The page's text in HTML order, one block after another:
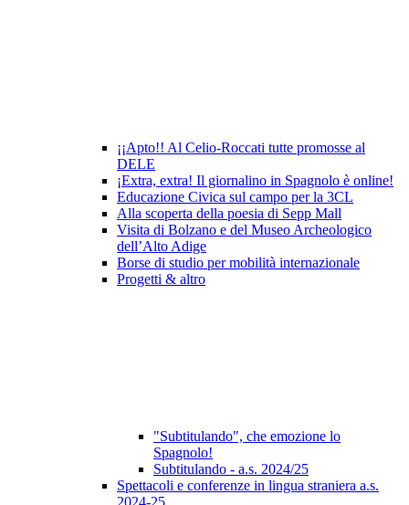
¡¡Apto!! Al Celio-Roccati tutte promosse al
DELE
¡Extra, extra! Il giornalino in Spagnolo è online!
Educazione Civica sul campo per la 3CL
Alla scoperta della poesia di Sepp Mall
Visita di Bolzano e del Museo Archeologico
dell’Alto Adige
Borse di studio per mobilità internazionale
Progetti & altro
"Subtitulando", che emozione lo
Spagnolo!
Subtitulando - a.s. 2024/25
Spettacoli e conferenze in lingua straniera a.s.